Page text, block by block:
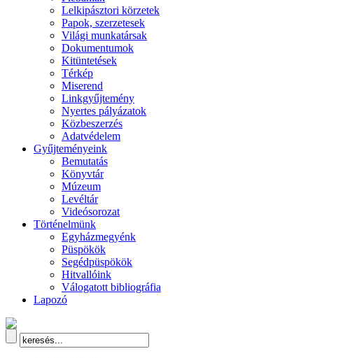
Lelkipásztori körzetek
Papok, szerzetesek
Világi munkatársak
Dokumentumok
Kitüntetések
Térkép
Miserend
Linkgyűjtemény
Nyertes pályázatok
Közbeszerzés
Adatvédelem
Gyűjteményeink
Bemutatás
Könyvtár
Múzeum
Levéltár
Videósorozat
Történelmünk
Egyházmegyénk
Püspökök
Segédpüspökök
Hitvallóink
Válogatott bibliográfia
Lapozó